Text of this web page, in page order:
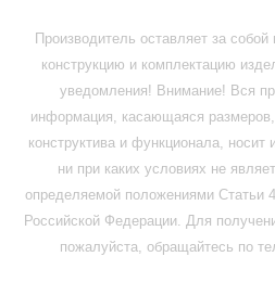
Производитель оставляет за
конструкцию и комплектацию
уведомления! Внимание! Вся
информация, касающаяся
конструктива и функционала,
ни при каких условиях не
определяемой положениями Статьи
Российской Федерации. Для
пожалуйста, обращайтесь по